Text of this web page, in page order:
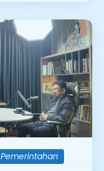
Pemerintahan